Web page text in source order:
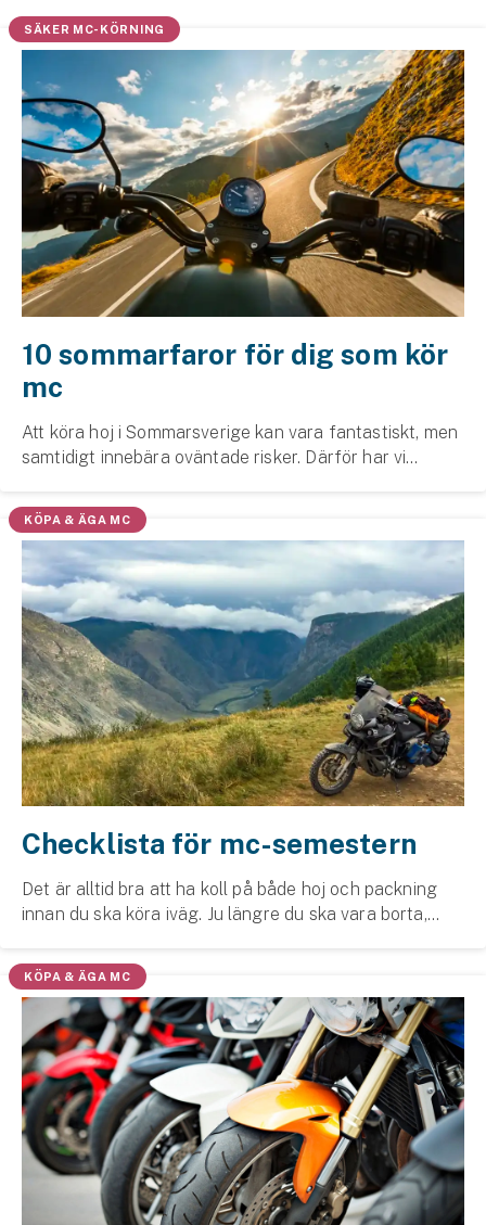
Kattförsäkring
Djurförsäkring
Hem & hus
Hemförsäkring
Villaförsäkring
Bostadsrättsförsäkring
Fritidshusförsäkring
Företagsförsäkring
Bilförsäkring för företag
Släpvagnsförsäkring
Drönarförsäkring
För förmedlare
Gruppförsäkringar
Kommunolycksfall
Försäkring via förmedlare
Se alla försäkringar
SÄKER MC-KÖRNING
10 sommarfaror för dig som kör
mc
Att köra hoj i Sommarsverige kan vara fantastiskt, men
samtidigt innebära oväntade risker. Därför har vi
på ute på sommarvägarna.
KÖPA & ÄGA MC
Checklista för mc-semestern
Det är alltid bra att ha koll på både hoj och packning
innan du ska köra iväg. Ju längre du ska vara borta,
checklista på saker du bör tänka på och h...
KÖPA & ÄGA MC